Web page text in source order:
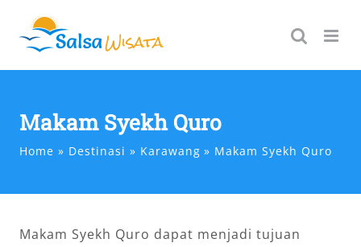
content
Makam Syekh Quro
Home Destinasi Karawang Makam Syekh Quro
Makam Syekh Quro dapat menjadi tujuan